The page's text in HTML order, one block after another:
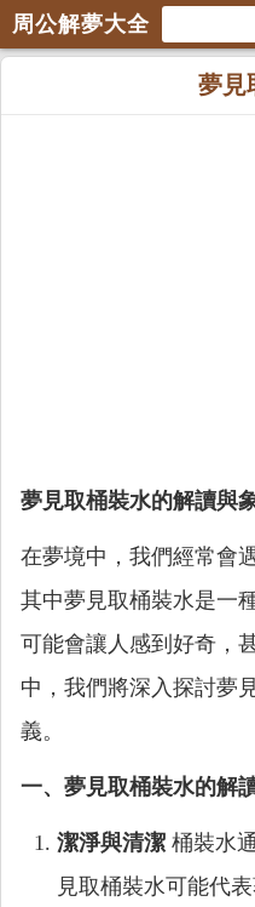
周公解夢大全
夢見
夢見取桶裝水的解讀與
在夢境中，我們經常會
其中夢見取桶裝水是一
可能會讓人感到好奇，
中，我們將深入探討夢
義。
一、夢見取桶裝水的解
潔淨與清潔 桶裝水
見取桶裝水可能代